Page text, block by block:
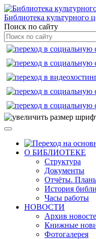
Библиотека культурного
Поиск по сайту
О БИБЛИОТЕКЕ
Структура
Документы
Отчёты.
История
Часы работы
НОВОСТИ
Архив
Книжные
Фотогалерея